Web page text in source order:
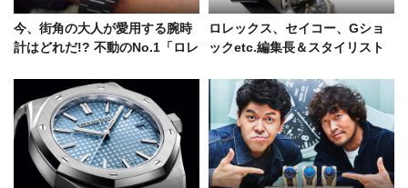
今、街角の大人が愛用する腕時
計はどれだ!? 不動のNo.1「ロレ
ロレックス、セイコー、Gショ
ックetc.編集長＆スタイリスト